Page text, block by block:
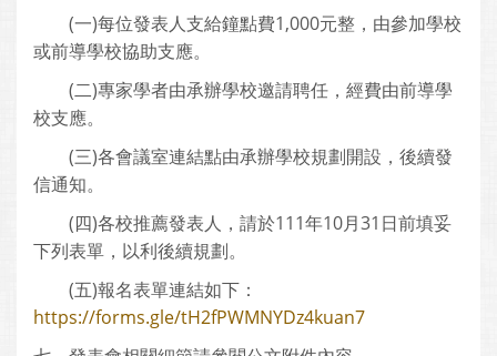
(一)每位發表人支給鐘點費1,000元整，由參加學校
或前導學校協助支應。
(二)專家學者由承辦學校邀請聘任，經費由前導學
校支應。
(三)各會議室連結點由承辦學校規劃開設，後續發
信通知。
(四)各校推薦發表人，請於111年10月31日前填妥
下列表單，以利後續規劃。
(五)報名表單連結如下：
https://forms.gle/tH2fPWMNYDz4kuan7